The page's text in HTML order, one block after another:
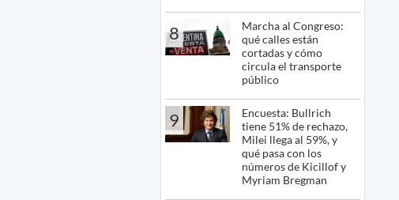
8
Marcha al Congreso:
qué calles están
cortadas y cómo
circula el transporte
público
9
Encuesta: Bullrich
tiene 51% de rechazo,
Milei llega al 59%, y
qué pasa con los
números de Kicillof y
Myriam Bregman